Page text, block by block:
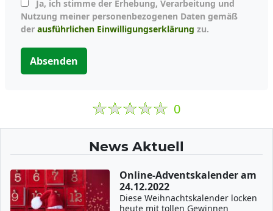
Nutzung meiner personenbezogenen Daten gemäß
der ausführlichen Einwilligungserklärung zu.
Absenden
0
News Aktuell
Online-Adventskalender am
24.12.2022
Diese Weihnachtskalender locken
heute mit tollen Gewinnen